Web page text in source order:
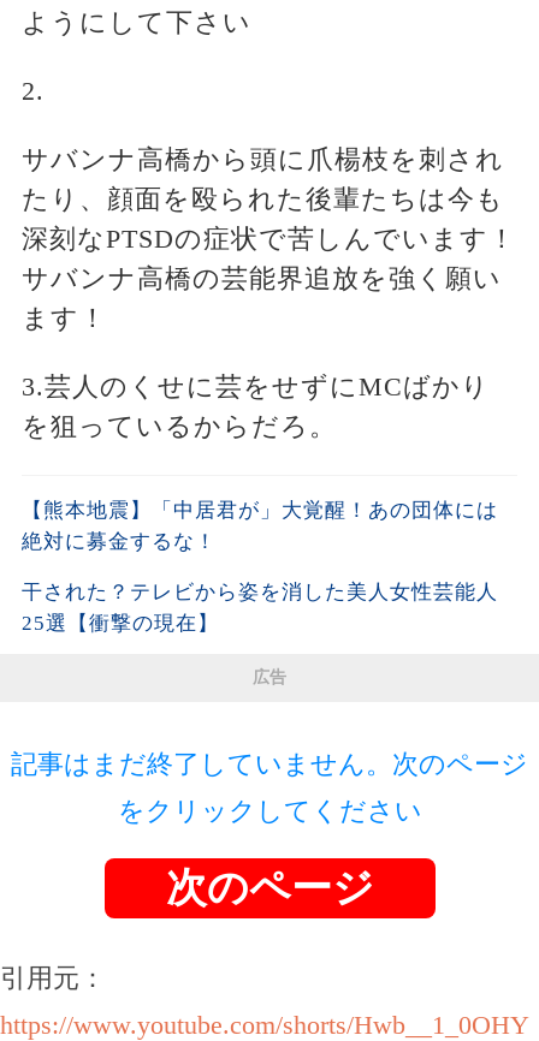
ようにして下さい
2.
サバンナ高橋から頭に爪楊枝を刺され
たり、顔面を殴られた後輩たちは今も
深刻なPTSDの症状で苦しんでいます！
サバンナ高橋の芸能界追放を強く願い
ます！
3.芸人のくせに芸をせずにMCばかり
を狙っているからだろ。
【熊本地震】「中居君が」大覚醒！あの団体には
絶対に募金するな！
干された？テレビから姿を消した美人女性芸能人
25選【衝撃の現在】
広告
記事はまだ終了していません。次のページ
をクリックしてください
次のページ
引用元：
https://www.youtube.com/shorts/Hwb__1_0OHY